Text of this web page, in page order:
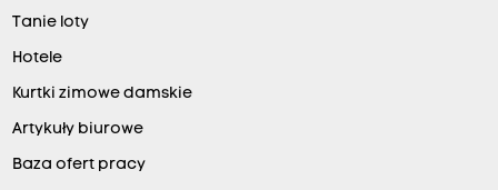
Tanie loty
Hotele
Kurtki zimowe damskie
Artykuły biurowe
Baza ofert pracy